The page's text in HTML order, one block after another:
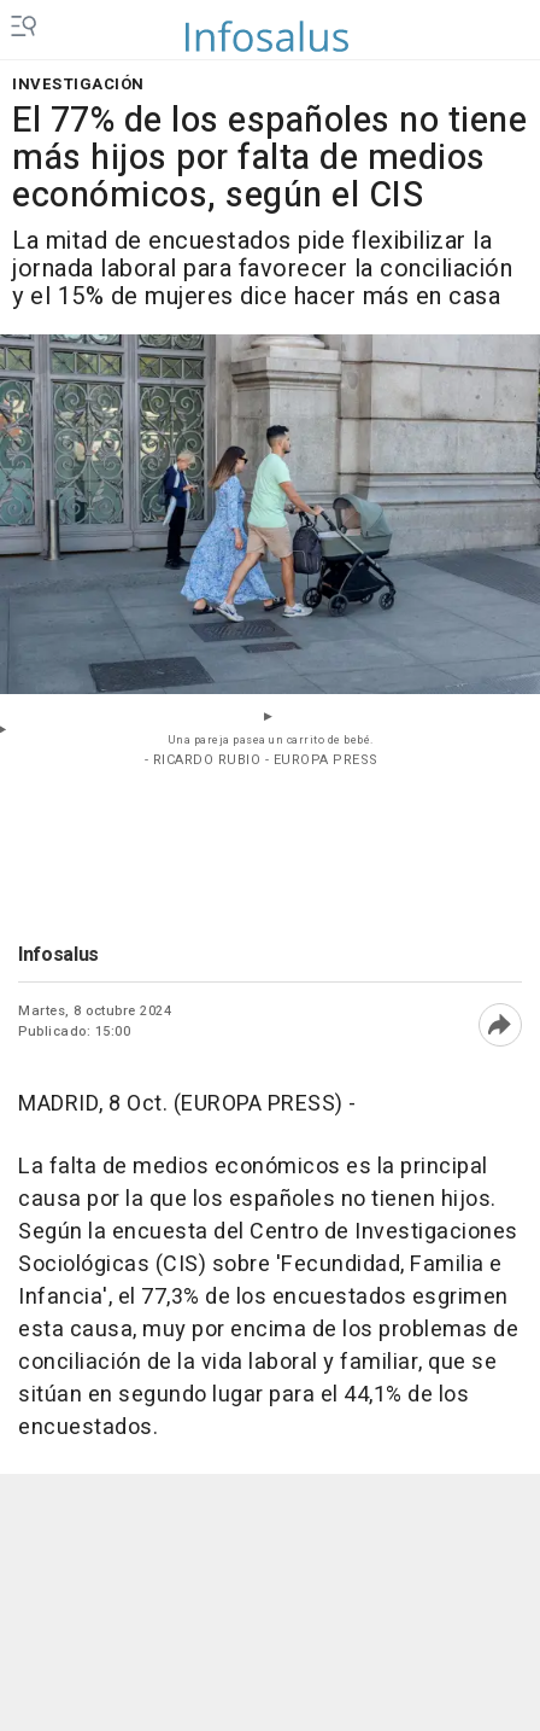
INVESTIGACIÓN
El 77% de los españoles no tiene
más hijos por falta de medios
económicos, según el CIS
La mitad de encuestados pide flexibilizar la
jornada laboral para favorecer la conciliación
y el 15% de mujeres dice hacer más en casa
Una pareja pasea un carrito de bebé.
- RICARDO RUBIO - EUROPA PRESS
Infosalus
Martes, 8 octubre 2024
Publicado: 15:00
MADRID, 8 Oct. (EUROPA PRESS) -
La falta de medios económicos es la principal
causa por la que los españoles no tienen hijos.
Según la encuesta del Centro de Investigaciones
Sociológicas (CIS) sobre 'Fecundidad, Familia e
Infancia', el 77,3% de los encuestados esgrimen
esta causa, muy por encima de los problemas de
conciliación de la vida laboral y familiar, que se
sitúan en segundo lugar para el 44,1% de los
encuestados.